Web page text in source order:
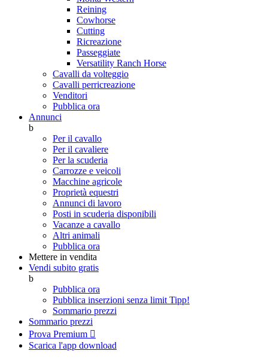
Reining
Cowhorse
Cutting
Ricreazione
Passeggiate
Versatility Ranch Horse
Cavalli da volteggio
Cavalli perricreazione
Venditori
Pubblica ora
Annunci
b
Per il cavallo
Per il cavaliere
Per la scuderia
Carrozze e veicoli
Macchine agricole
Proprietà equestri
Annunci di lavoro
Posti in scuderia disponibili
Vacanze a cavallo
Altri animali
Pubblica ora
Mettere in vendita
Vendi subito gratis
b
Pubblica ora
Pubblica inserzioni senza limit Tipp!
Sommario prezzi
Sommario prezzi
Prova Premium 
Scarica l'app download